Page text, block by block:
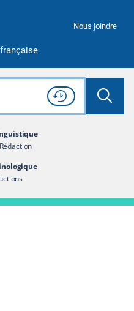
Nous joindre
dans tout le site
Lancer
Consulter l'
Historique
de recherche